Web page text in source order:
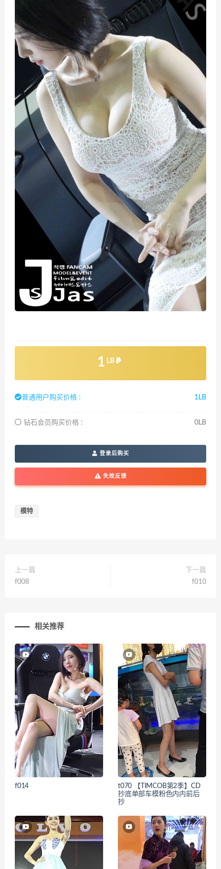
1 LB
普通用户购买价格 : 1LB
钻石会员购买价格 : 0LB
登录后购买
失效反馈
模特
上一篇
f008
下一篇
f010
相关推荐
f014
t070 【TIMCOB第2季】CD
抄底单部车模粉色内内前后
抄